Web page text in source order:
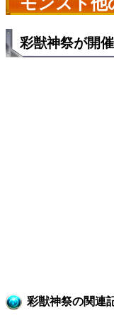
彩獣神祭が開催
彩獣神祭の関連